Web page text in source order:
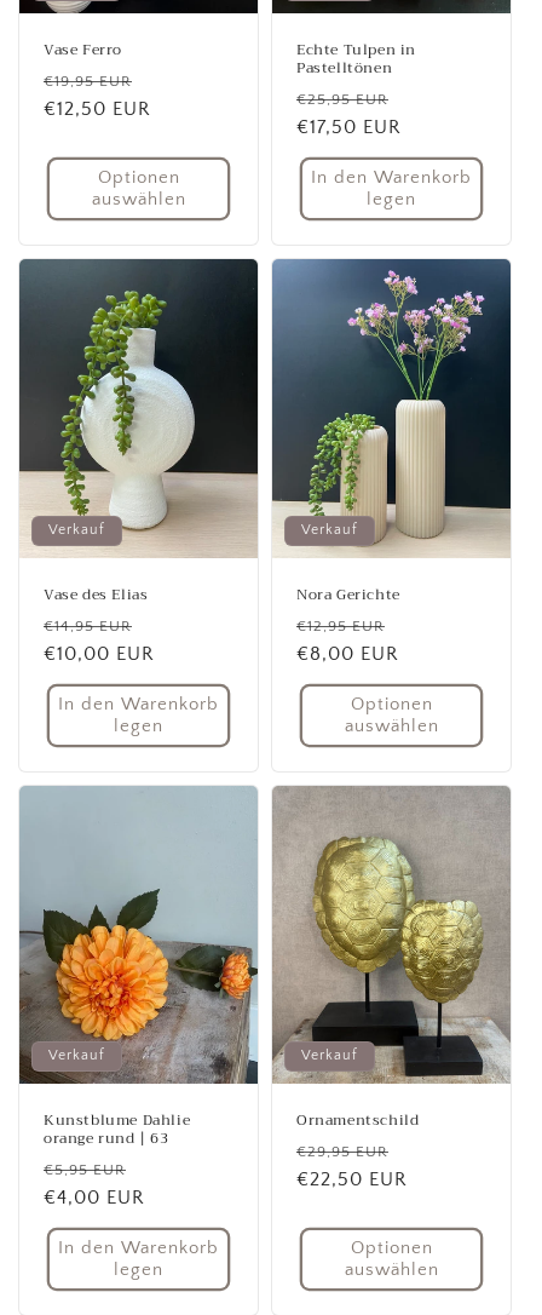
Vase Ferro
Normaler
Preis
€19,95 EUR
€12,50 EUR
Optionen
auswählen
Echte Tulpen in
Pastelltönen
Normaler
Preis
€25,95 EUR
€17,50 EUR
In den Warenkorb
legen
Verkauf
Vase des Elias
Normaler
Preis
€14,95 EUR
€10,00 EUR
In den Warenkorb
legen
Verkauf
Nora Gerichte
Normaler
Preis
€12,95 EUR
€8,00 EUR
Optionen
auswählen
Verkauf
Kunstblume Dahlie
orange rund | 63
Normaler
Preis
€5,95 EUR
€4,00 EUR
In den Warenkorb
legen
Verkauf
Ornamentschild
Normaler
Preis
€29,95 EUR
€22,50 EUR
Optionen
auswählen